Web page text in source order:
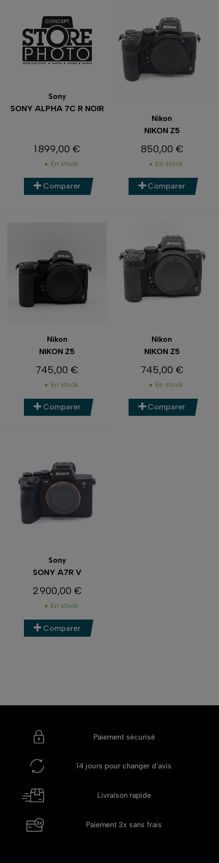
Sony
SONY ALPHA 7C R NOIR
Prix
1 899,00 €
En stock
Comparer
Nikon
NIKON Z5
Prix
850,00 €
En stock
Comparer
Nikon
NIKON Z5
Prix
745,00 €
En stock
Comparer
Nikon
NIKON Z5
Prix
745,00 €
En stock
Comparer
Sony
SONY A7R V
Prix
2 900,00 €
En stock
Comparer
Paiement sécurisé
14 jours pour changer d'avis
Livraison rapide
Paiement 3x sans frais